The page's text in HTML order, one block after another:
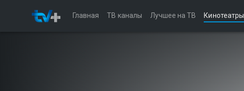
Главная ТВ каналы Лучшее на ТВ Кинотеатры